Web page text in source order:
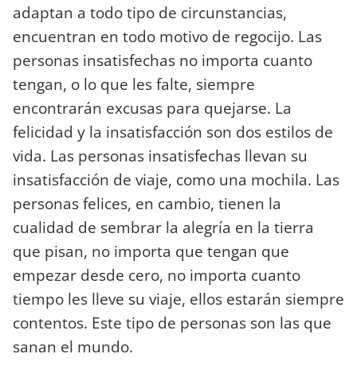
adaptan a todo tipo de circunstancias,
encuentran en todo motivo de regocijo. Las
personas insatisfechas no importa cuanto
tengan, o lo que les falte, siempre
encontrarán excusas para quejarse. La
felicidad y la insatisfacción son dos estilos de
vida. Las personas insatisfechas llevan su
insatisfacción de viaje, como una mochila. Las
personas felices, en cambio, tienen la
cualidad de sembrar la alegría en la tierra
que pisan, no importa que tengan que
empezar desde cero, no importa cuanto
tiempo les lleve su viaje, ellos estarán siempre
contentos. Este tipo de personas son las que
sanan el mundo.